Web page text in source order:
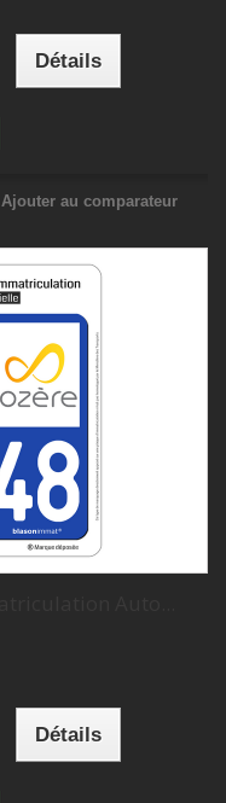
Détails
Ajouter au comparateur
Détails